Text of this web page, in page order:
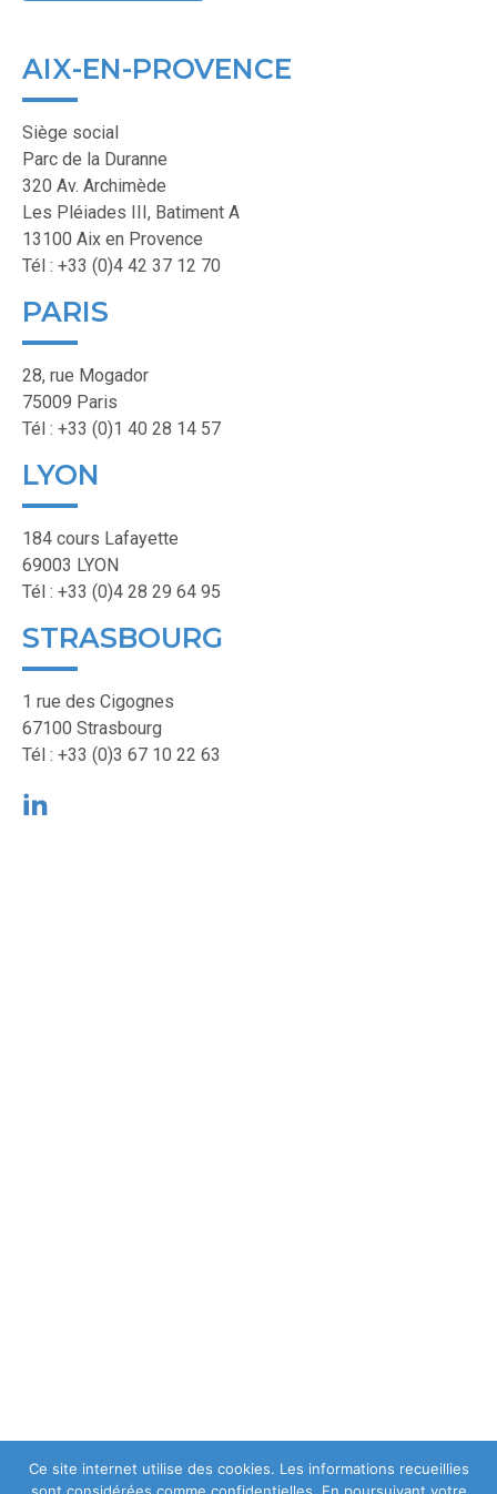
AIX-EN-PROVENCE
Siège social
Parc de la Duranne
320 Av. Archimède
Les Pléiades III, Batiment A
13100 Aix en Provence
Tél : +33 (0)4 42 37 12 70
PARIS
28, rue Mogador
75009 Paris
Tél : +33 (0)1 40 28 14 57
LYON
184 cours Lafayette
69003 LYON
Tél : +33 (0)4 28 29 64 95
STRASBOURG
1 rue des Cigognes
67100 Strasbourg
Tél : +33 (0)3 67 10 22 63
Ce site internet utilise des cookies. Les informations recueillies